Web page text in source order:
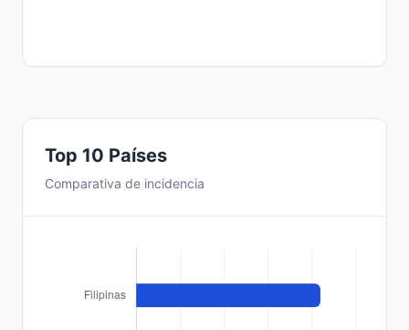
Top 10 Países
Comparativa de incidencia